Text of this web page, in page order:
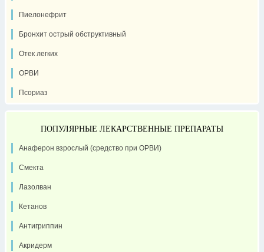
Пиелонефрит
Бронхит острый обструктивный
Отек легких
ОРВИ
Псориаз
ПОПУЛЯРНЫЕ ЛЕКАРСТВЕННЫЕ ПРЕПАРАТЫ
Анаферон взрослый (средство при ОРВИ)
Смекта
Лазолван
Кетанов
Антигриппин
Акридерм